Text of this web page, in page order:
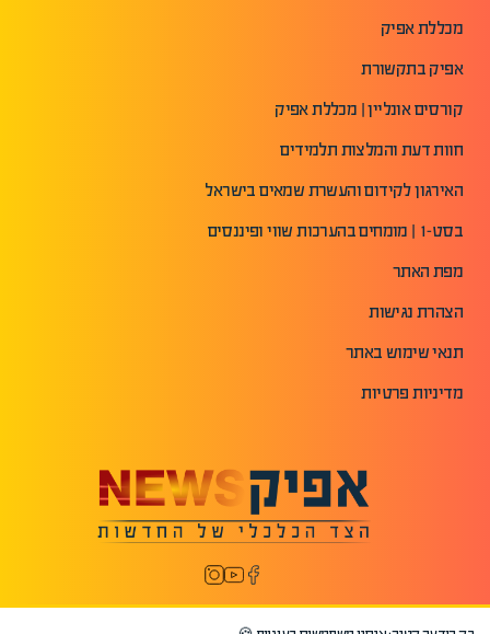
מכללת אפיק
אפיק בתקשורת
קורסים אונליין | מכללת אפיק
חוות דעת והמלצות תלמידים
האירגון לקידום והעשרת שמאים בישראל
בסט-1 | מומחים בהערכות שווי ופיננסים
מפת האתר
הצהרת נגישות
תנאי שימוש באתר
מדיניות פרטיות